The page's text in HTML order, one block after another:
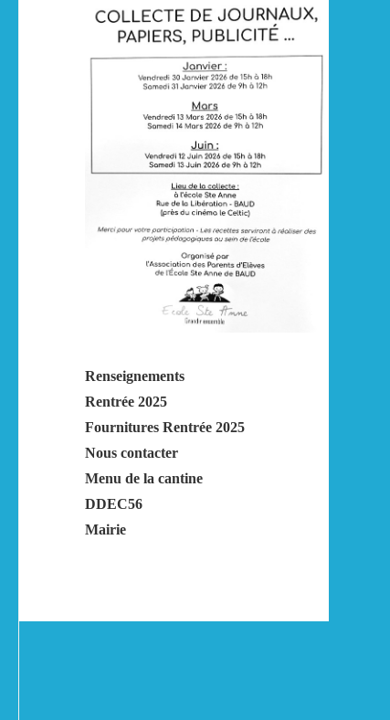
Renseignements
Rentrée 2025
Fournitures Rentrée 2025
Nous contacter
Menu de la cantine
DDEC56
Mairie